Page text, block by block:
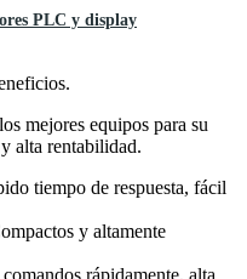
PLC y display
mejores equipos para su
alta rentabilidad.
tiempo de respuesta, fácil
y altamente